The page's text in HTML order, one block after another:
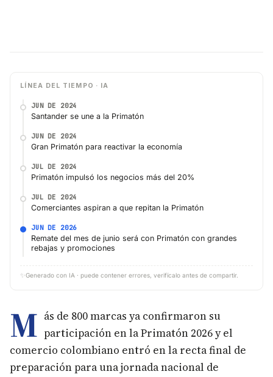
LÍNEA DEL TIEMPO · IA
JUN DE 2024
Santander se une a la Primatón
JUN DE 2024
Gran Primatón para reactivar la economía
JUL DE 2024
Primatón impulsó los negocios más del 20%
JUL DE 2024
Comerciantes aspiran a que repitan la Primatón
JUN DE 2026
Remate del mes de junio será con Primatón con grandes
rebajas y promociones
✨ Generado con IA · puede contener errores, verifícalo antes de compartir.
M ás de 800 marcas ya confirmaron su
participación en la Primatón 2026 y el
comercio colombiano entró en la recta final de
preparación para una jornada nacional de